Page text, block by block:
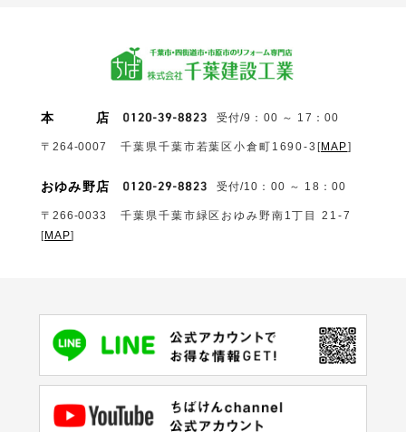
本 店 受付/9：00 ～ 17：00
〒264-0007 千葉県千葉市若葉区小倉町1690‐3 [MAP]
おゆみ野店 受付/10：00 ～ 18：00
〒266-0033
千葉県千葉市緑区おゆみ野南1丁目 21-7
[MAP]